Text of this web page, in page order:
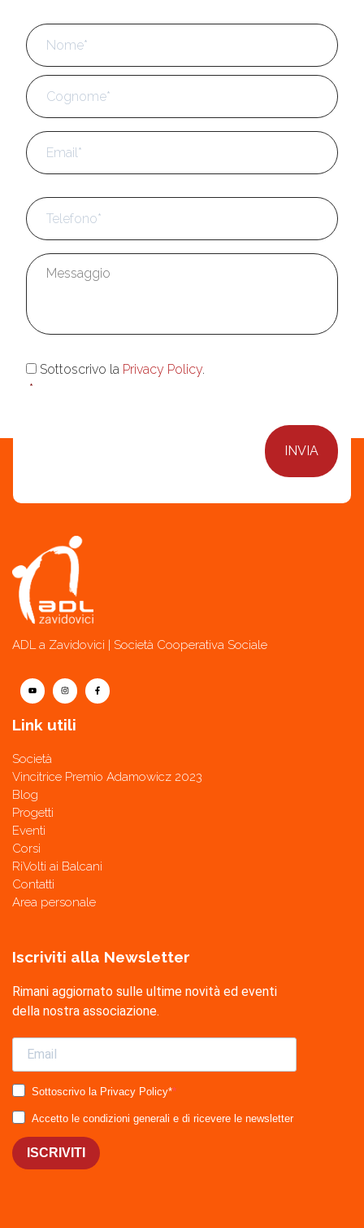
Nome *
Email
Telefono *
Messaggio
Consenso
Sottoscrivo la Privacy Policy.
*
ADL a Zavidovici | Società Cooperativa Sociale
Link utili
Società
Vincitrice Premio Adamowicz 2023
Blog
Progetti
Eventi
Corsi
RiVolti ai Balcani
Contatti
Area personale
Iscriviti alla Newsletter
Rimani aggiornato sulle ultime novità ed eventi
della nostra associazione.
Sottoscrivo la Privacy Policy*
Accetto le condizioni generali e di ricevere le newsletter
ISCRIVITI